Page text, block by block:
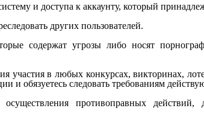
и доступа к аккаунту, который
других пользователей.
содержат угрозы либо носят
участия в любых конкурсах, викторинах,
и обязуетесь следовать требованиям
осуществления противоправных